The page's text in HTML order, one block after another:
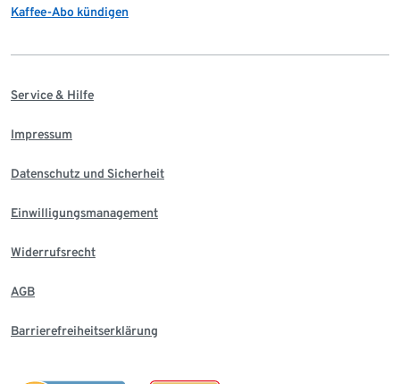
Kaffee-Abo kündigen
Service & Hilfe
Impressum
Datenschutz und Sicherheit
Einwilligungsmanagement
Widerrufsrecht
AGB
Barrierefreiheitserklärung